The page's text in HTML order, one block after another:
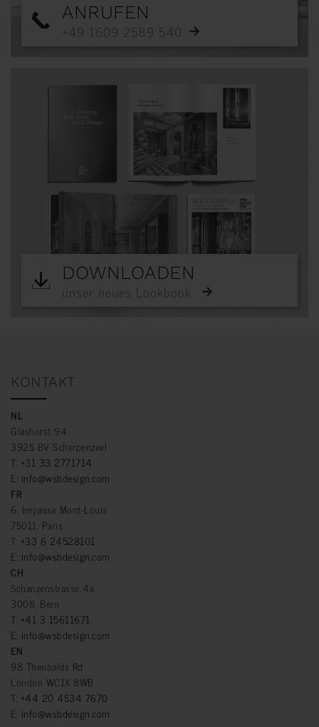
ANRUFEN
+49 1609 2589 540
DOWNLOADEN
unser neues Lookbook
KONTAKT
NL
Glashorst 94
3925 BV Scherpenzeel
T: +31 33 2771714
E: info@wsbdesign.com
FR
6, Impasse Mont-Louis
75011, Paris
T: +33 6 24528101
E: info@wsbdesign.com
CH
Schanzenstrasse 4a
3008, Bern
T: +41 3 15611671
E: info@wsbdesign.com
EN
98 Theobalds Rd
London WC1X 8WB
T: +44 20 4534 7670
E: info@wsbdesign.com